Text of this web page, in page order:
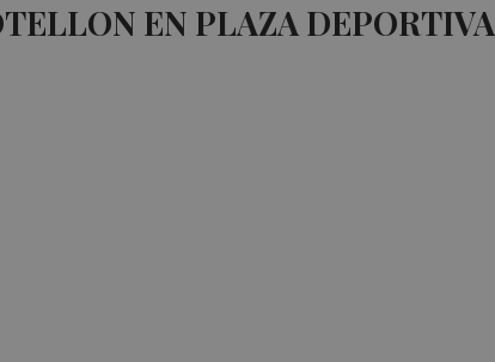
EN PLAZA DEPORTIVA